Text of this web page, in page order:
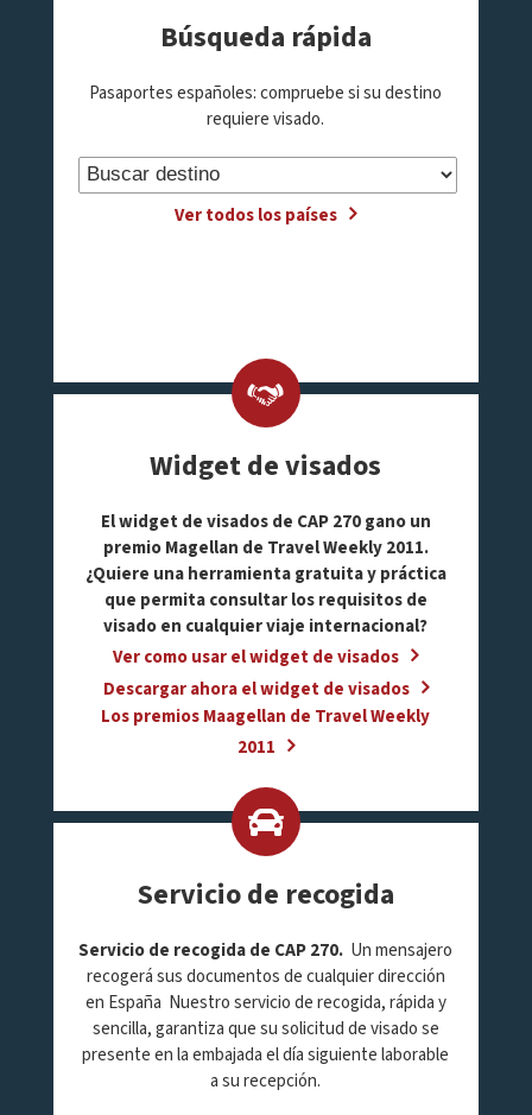
Búsqueda rápida
Pasaportes españoles: compruebe si su destino
requiere visado.
Ver todos los países
Widget de visados
El widget de visados de CAP 270 gano un
premio Magellan de Travel Weekly 2011.
¿Quiere una herramienta gratuita y práctica
que permita consultar los requisitos de
visado en cualquier viaje internacional?
Ver como usar el widget de visados
Descargar ahora el widget de visados
Los premios Maagellan de Travel Weekly
2011
Servicio de recogida
Servicio de recogida de CAP 270. Un mensajero
recogerá sus documentos de cualquier dirección
en España Nuestro servicio de recogida, rápida y
sencilla, garantiza que su solicitud de visado se
presente en la embajada el día siguiente laborable
a su recepción.